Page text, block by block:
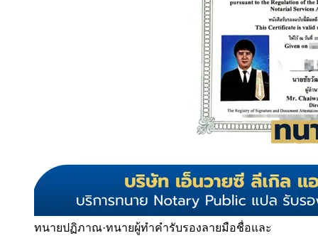
ทนายปฏิภาณ·ทนายผู้ทำคำรับรองลายมือชื่อและ